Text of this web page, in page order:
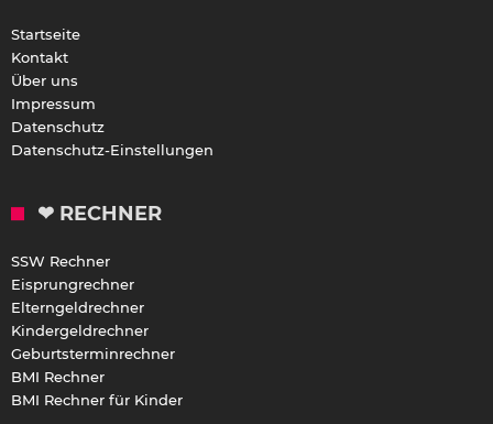
Startseite
Kontakt
Über uns
Impressum
Datenschutz
Datenschutz-Einstellungen
❤ RECHNER
SSW Rechner
Eisprungrechner
Elterngeldrechner
Kindergeldrechner
Geburtsterminrechner
BMI Rechner
BMI Rechner für Kinder